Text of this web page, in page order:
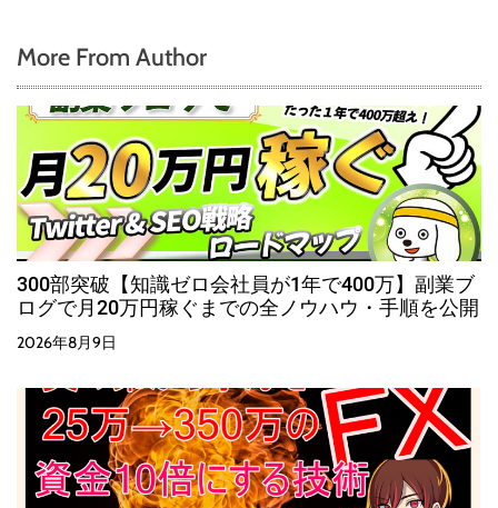
More From Author
300部突破【知識ゼロ会社員が1年で400万】副業ブ
ログで月20万円稼ぐまでの全ノウハウ・手順を公開
2026年8月9日